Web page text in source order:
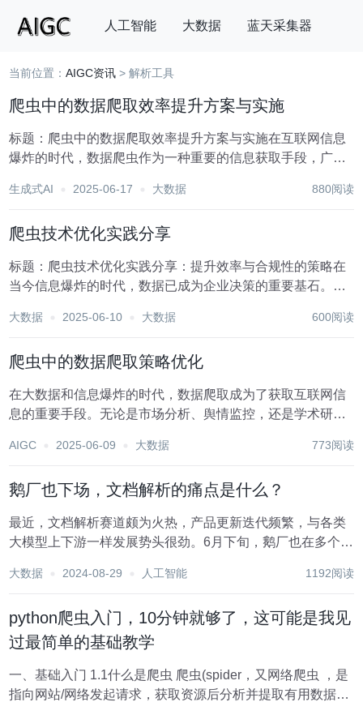
人工智能 大数据 蓝天采集器
搜索
当前位置：AIGC资讯 > 解析工具
爬虫中的数据爬取效率提升方案与实施
标题：爬虫中的数据爬取效率提升方案与实施在互联网信息
爆炸的时代，数据爬虫作为一种重要的信息获取手段，广泛
随着网站结构的复杂化、反爬虫机制的增强以及网络环境的
生成式AI 2025-06-17 大数据 880阅读
爬虫技术优化实践分享
标题：爬虫技术优化实践分享：提升效率与合规性的策略在
当今信息爆炸的时代，数据已成为企业决策的重要基石。爬
规性直接关系到数据收集的质量与合法性。本文将分享一系
大数据 2025-06-10 大数据 600阅读
爬虫中的数据爬取策略优化
在大数据和信息爆炸的时代，数据爬取成为了获取互联网信
息的重要手段。无论是市场分析、舆情监控，还是学术研
构的复杂化、反爬虫机制的增强以及法律法规的严格，如何
AIGC 2025-06-09 大数据 773阅读
鹅厂也下场，文档解析的痛点是什么？
最近，文档解析赛道颇为火热，产品更新迭代频繁，与各类
大模型上下游一样发展势头很劲。6月下旬，鹅厂也在多个产
工作中必不可少的一环，作为大模型应用的典型场景之一，
大数据 2024-08-29 人工智能 1192阅读
python爬虫入门，10分钟就够了，这可能是我见
过最简单的基础教学
一、基础入门 1.1什么是爬虫 爬虫(spider，又网络爬虫 ，是
指向网站/网络发起请求，获取资源后分析并提取有用数据的